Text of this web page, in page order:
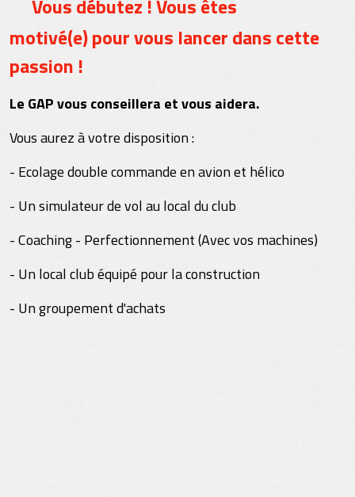
Vous débutez ! Vous êtes
motivé(e) pour vous lancer dans cette
passion !
Le GAP vous conseillera et vous aidera.
Vous aurez à votre disposition :
- Ecolage double commande en avion et hélico
- Un simulateur de vol au local du club
- Coaching - Perfectionnement (Avec vos machines)
- Un local club équipé pour la construction
- Un groupement d'achats